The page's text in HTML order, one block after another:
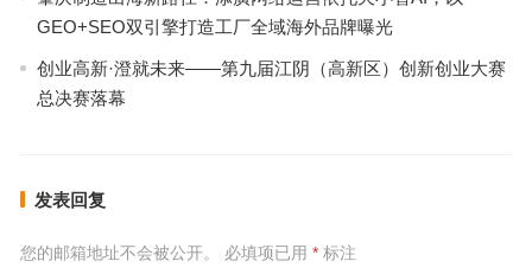
GEO+SEO双引擎打造工厂全域海外品牌曝光
创业高新·澄就未来——第九届江阴（高新区）创新创业大赛
总决赛落幕
发表回复
您的邮箱地址不会被公开。 必填项已用 *标注